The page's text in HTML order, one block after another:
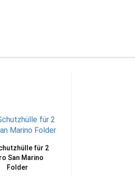
für 2
San Marino
Folder